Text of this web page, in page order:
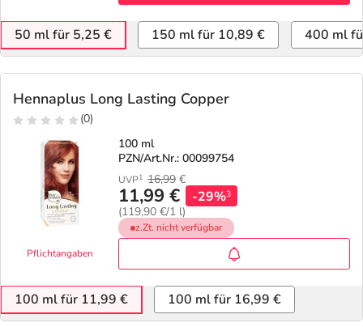
50 ml für 5,25 € 150 ml für 10,89 € 400 ml
Hennaplus Long Lasting Copper
(0)
Pflichtangaben
100 ml
PZN/Art.Nr.: 00099754
UVP1 16,99 €
11,99 €
(119,90 €/1 l)
-29%3
z.Zt. nicht verfügbar
100 ml für 11,99 € 100 ml für 16,99 €